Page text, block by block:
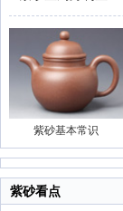
紫砂基本常识
紫砂看点